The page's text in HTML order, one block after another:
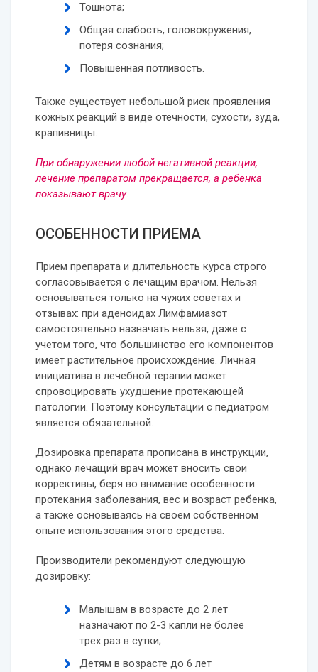
Тошнота;
Общая слабость, головокружения,
потеря сознания;
Повышенная потливость.
Также существует небольшой риск проявления
кожных реакций в виде отечности, сухости, зуда,
крапивницы.
При обнаружении любой негативной реакции,
лечение препаратом прекращается, а ребенка
показывают врачу.
ОСОБЕННОСТИ ПРИЕМА
Прием препарата и длительность курса строго
согласовывается с лечащим врачом. Нельзя
основываться только на чужих советах и
отзывах: при аденоидах Лимфамиазот
самостоятельно назначать нельзя, даже с
учетом того, что большинство его компонентов
имеет растительное происхождение. Личная
инициатива в лечебной терапии может
спровоцировать ухудшение протекающей
патологии. Поэтому консультации с педиатром
является обязательной.
Дозировка препарата прописана в инструкции,
однако лечащий врач может вносить свои
коррективы, беря во внимание особенности
протекания заболевания, вес и возраст ребенка,
а также основываясь на своем собственном
опыте использования этого средства.
Производители рекомендуют следующую
дозировку:
Малышам в возрасте до 2 лет
назначают по 2-3 капли не более
трех раз в сутки;
Детям в возрасте до 6 лет